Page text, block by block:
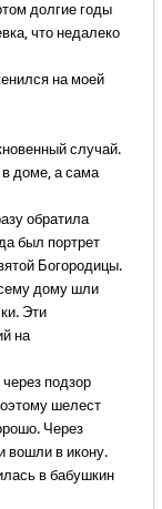
долгие годы
что недалеко
на моей
случай.
доме, а сама
обратила
был портрет
Богородицы.
дому шли
Эти
на
подзор
шелест
Через
вошли в икону.
в бабушкин